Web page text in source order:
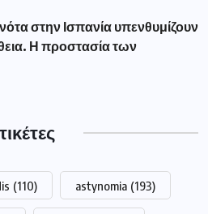
στην Ισπανία υπενθυμίζουν
Η προστασία των
(110) astynomia (193)